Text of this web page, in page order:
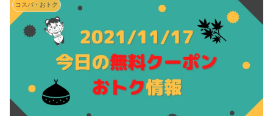
コスパ・おトク